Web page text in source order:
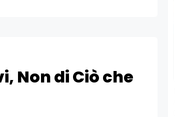
Non di Ciò che